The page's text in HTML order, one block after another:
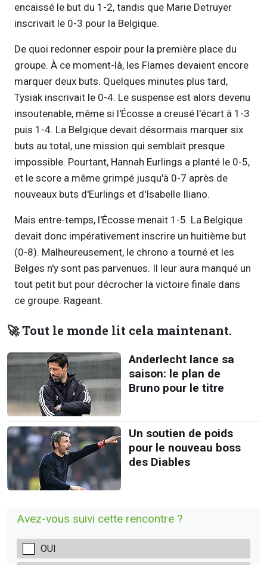
encaissé le but du 1-2, tandis que Marie Detruyer
inscrivait le 0-3 pour la Belgique.
De quoi redonner espoir pour la première place du
groupe. À ce moment-là, les Flames devaient encore
marquer deux buts. Quelques minutes plus tard,
Tysiak inscrivait le 0-4. Le suspense est alors devenu
insoutenable, même si l'Écosse a creusé l'écart à 1-3
puis 1-4. La Belgique devait désormais marquer six
buts au total, une mission qui semblait presque
impossible. Pourtant, Hannah Eurlings a planté le 0-5,
et le score a même grimpé jusqu'à 0-7 après de
nouveaux buts d'Eurlings et d'Isabelle Iliano.
Mais entre-temps, l'Écosse menait 1-5. La Belgique
devait donc impérativement inscrire un huitième but
(0-8). Malheureusement, le chrono a tourné et les
Belges n'y sont pas parvenues. Il leur aura manqué un
tout petit but pour décrocher la victoire finale dans
ce groupe. Rageant.
🚀 Tout le monde lit cela maintenant.
Anderlecht lance sa
saison: le plan de
Bruno pour le titre
Un soutien de poids
pour le nouveau boss
des Diables
Avez-vous suivi cette rencontre ?
OUI